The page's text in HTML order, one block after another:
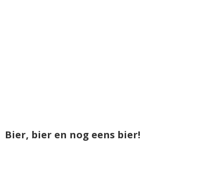
Bier, bier en nog eens bier!